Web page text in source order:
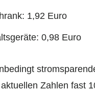
1,92 Euro
0,98 Euro
Zahlen fast